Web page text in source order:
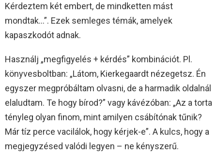
Kérdeztem két embert, de mindketten mást
mondtak…”. Ezek semleges témák, amelyek
kapaszkodót adnak.
Használj „megfigyelés + kérdés” kombinációt. Pl.
könyvesboltban: „Látom, Kierkegaardt nézegetsz. Én
egyszer megpróbáltam olvasni, de a harmadik oldalnál
elaludtam. Te hogy bírod?” vagy kávézóban: „Az a torta
tényleg olyan finom, mint amilyen csábítónak tűnik?
Már tíz perce vacilálok, hogy kérjek-e”. A kulcs, hogy a
megjegyzésed valódi legyen – ne kényszerű.